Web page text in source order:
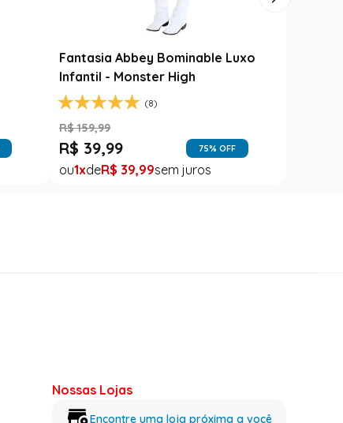
Fantasia Abbey Bominable Luxo
Infantil - Monster High
(8)
R$ 159,99
R$ 39,99 75% OFF
1 R$ 39,99
Nossas Lojas
Encontre uma loja próxima a você